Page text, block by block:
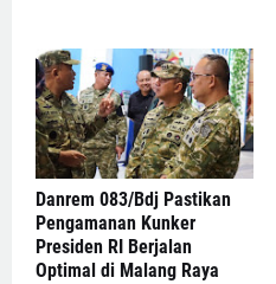
Danrem 083/Bdj Pastikan
Pengamanan Kunker
Presiden RI Berjalan
Optimal di Malang Raya